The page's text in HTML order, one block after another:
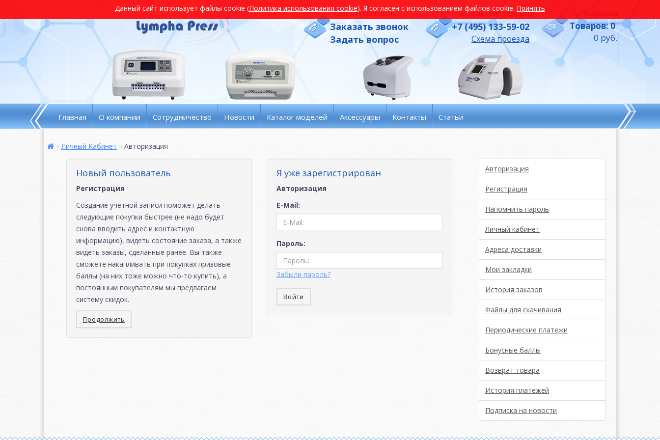
Данный сайт использует файлы cookie (Политика использования cookie). Я согласен с использованием файлов cookie. Принять
Обратная связь
Заказать звонок
Задать вопрос
Контактый телефон
+7 (495) 133-59-02
Схема проезда
Товаров: 0
0 руб.
Главная О компании Сотрудничество Новости Каталог моделей Аксессуары Контакты Статьи
Личный Кабинет Авторизация
Новый пользователь
Регистрация
Создание учетной записи поможет делать
следующие покупки быстрее (не надо будет
снова вводить адрес и контактную
информацию), видеть состояние заказа, а также
видеть заказы, сделанные ранее. Вы также
сможете накапливать при покупках призовые
баллы (на них тоже можно что-то купить), а
постоянным покупателям мы предлагаем
систему скидок.
Продолжить
Я уже зарегистрирован
Авторизация
E-Mail:
Пароль:
Забыли пароль?
Авторизация
Регистрация
Напомнить пароль
Личный кабинет
Адреса доставки
Мои закладки
История заказов
Файлы для скачивания
Периодические платежи
Бонусные баллы
Возврат товара
История платежей
Подписка на новости